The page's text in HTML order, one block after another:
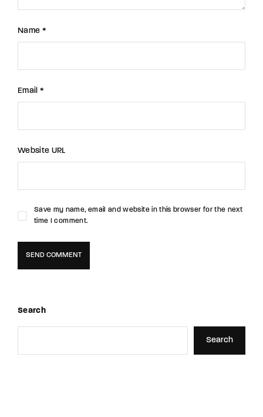
Name *
Email *
Website URL
Save my name, email and website in this browser for the next
time I comment.
Search
Search